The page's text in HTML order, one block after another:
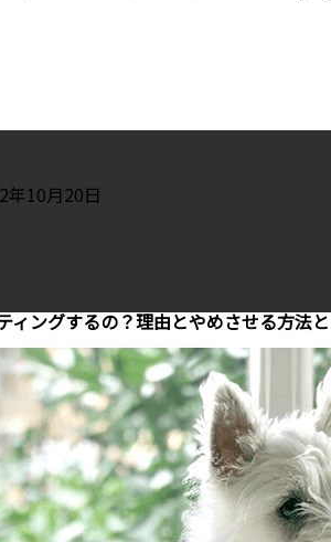
年10月20日
ィングするの？理由とやめさせる方法と